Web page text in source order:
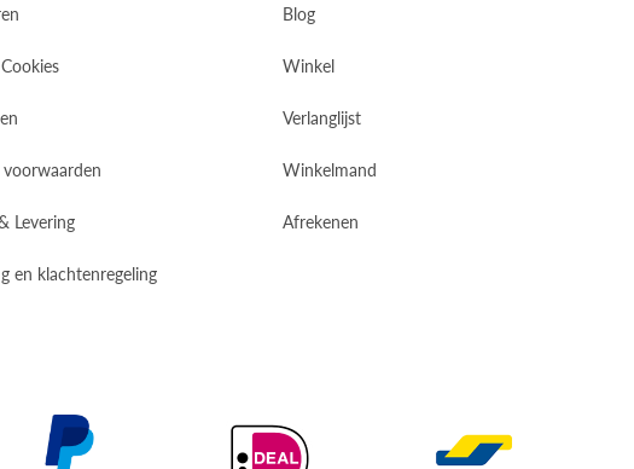
Levering
en klachtenregeling
Blog
Winkel
Verlanglijst
Winkelmand
Afrekenen